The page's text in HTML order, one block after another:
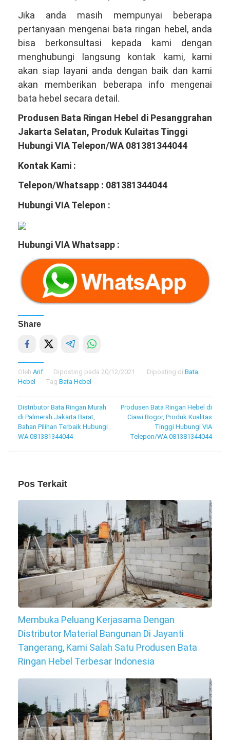
Jika anda masih mempunyai beberapa
pertanyaan mengenai bata ringan hebel, anda
bisa berkonsultasi kepada kami dengan
menghubungi langsung kontak kami, kami
akan siap layani anda dengan baik dan kami
akan memberikan beberapa info mengenai
bata hebel secara detail.
Produsen Bata Ringan Hebel di Pesanggrahan
Jakarta Selatan, Produk Kulaitas Tinggi
Hubungi VIA Telepon/WA 081381344044
Kontak Kami :
Telepon/Whatsapp : 081381344044
Hubungi VIA Telepon :
Hubungi VIA Whatsapp :
Share
Oleh Arif Diposting pada 20/12/2021 Diposting di Bata
Hebel
Tag Bata Hebel
Navigasi
pos
Distributor Bata Ringan Murah
di Palmerah Jakarta Barat,
Bahan Pilihan Terbaik Hubungi
WA 081381344044
Produsen Bata Ringan Hebel di
Ciawi Bogor, Produk Kualitas
Tinggi Hubungi VIA
Telepon/WA 081381344044
Pos Terkait
Membuka Peluang Kerjasama Dengan
Distributor Material Bangunan Di Jayanti
Tangerang, Kami Salah Satu Produsen Bata
Ringan Hebel Terbesar Indonesia